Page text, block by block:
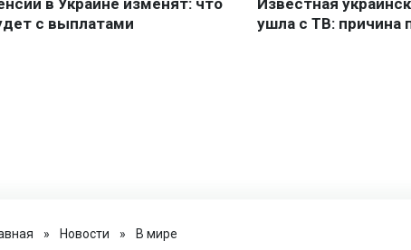
» Новости » В мире